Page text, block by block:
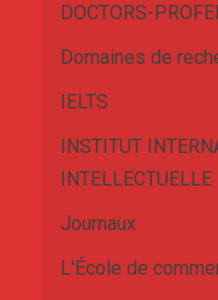
DOCTORS-
Domaines de
IELTS
INSTITUT
INTELLECTUELLE
Journaux
L'École de